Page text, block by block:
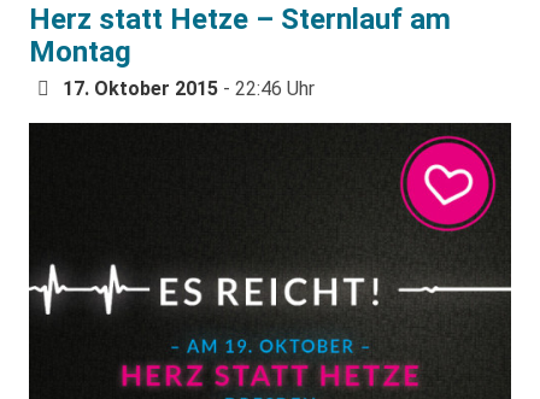
Herz statt Hetze – Sternlauf am
Montag
17. Oktober 2015 - 22:46 Uhr